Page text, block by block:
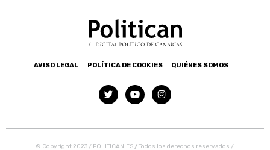
AVISO LEGAL POLÍTICA DE COOKIES QUIÉNES SOMOS
© Copyright 2023 / POLITICAN.ES /Todos los derechos reservados /